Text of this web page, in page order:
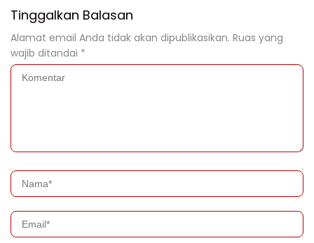
Tinggalkan Balasan
Alamat email Anda tidak akan dipublikasikan. Ruas yang
wajib ditandai *